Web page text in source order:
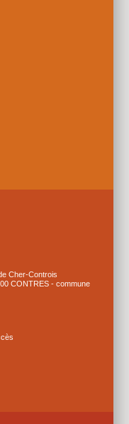
Cher-Controis
CONTRES - commune